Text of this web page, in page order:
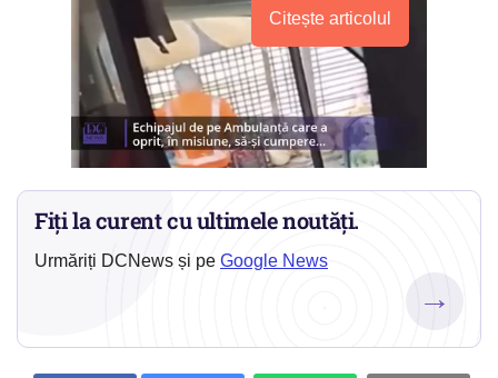
Citește articolul
Fiți la curent cu ultimele noutăți.
Urmăriți DCNews și pe Google News
→